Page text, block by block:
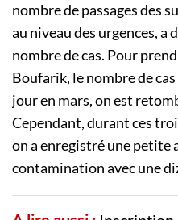
nombre de passages des
au niveau des urgences, a
nombre de cas. Pour
Boufarik, le nombre de
jour en mars, on est
Cependant, durant ces
on a enregistré une petite
contamination avec une